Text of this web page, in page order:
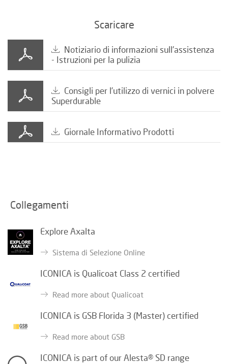
Scaricare
Notiziario di informazioni sull'assistenza
- Istruzioni per la pulizia
Consigli per l’utilizzo di vernici in polvere
Superdurable
Giornale Informativo Prodotti
Collegamenti
Explore Axalta
Sistema di Selezione Online
ICONICA is Qualicoat Class 2 certified
Read more about Qualicoat
ICONICA is GSB Florida 3 (Master) certified
Read more about GSB
ICONICA is part of our Alesta® SD range